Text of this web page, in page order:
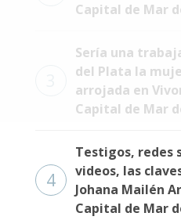
Clasificados
Capital de Mar
Sería una
del Plata la
arrojada en
Capital de Mar
4
Testigos, redes
videos, las
Johana Mailén
Capital de Mar